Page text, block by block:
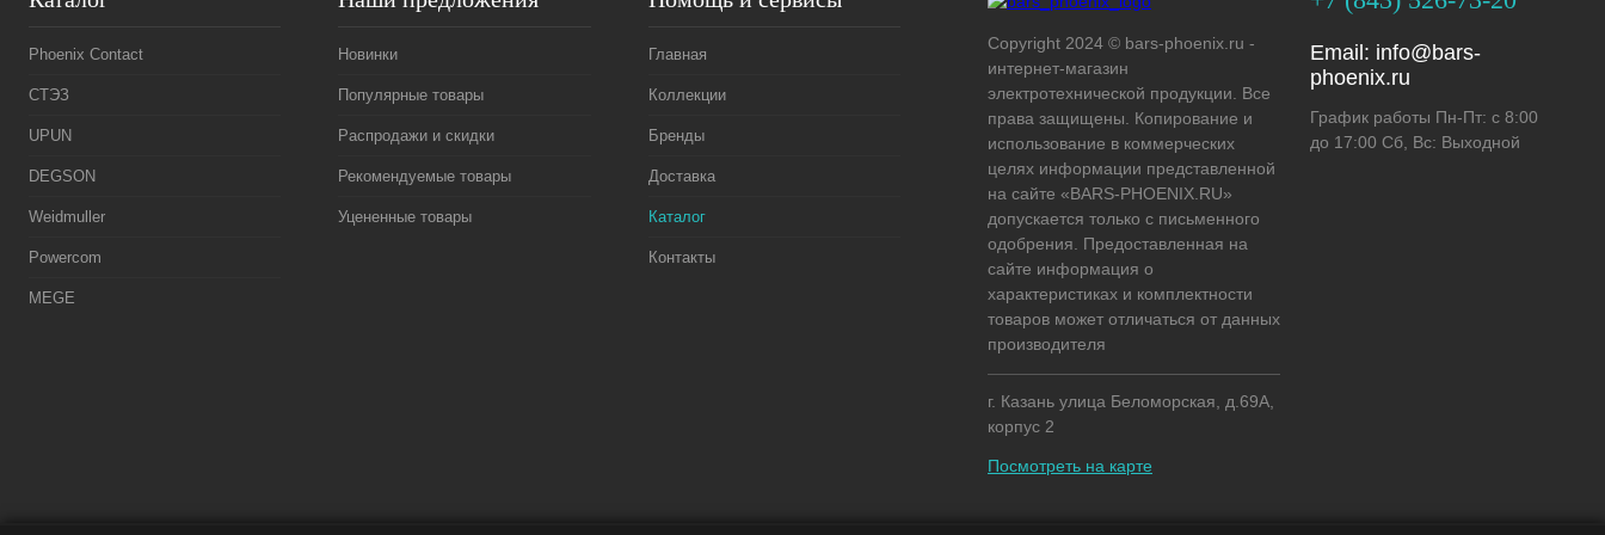
Phoenix Contact
СТЭЗ
UPUN
DEGSON
Weidmuller
Powercom
MEGE
Новинки
Популярные товары
Распродажи и скидки
Рекомендуемые товары
Уцененные товары
Главная
Коллекции
Бренды
Доставка
Каталог
Контакты
Copyright 2024 © bars-phoenix.ru -
интернет-магазин
электротехнической продукции. Все
права защищены. Копирование и
использование в коммерческих
целях информации представленной
на сайте «BARS-PHOENIX.RU»
допускается только с письменного
одобрения. Предоставленная на
сайте информация о
характеристиках и комплектности
товаров может отличаться от данных
производителя
г. Казань улица Беломорская, д.69А,
корпус 2
Посмотреть на карте
Email: info@bars-
phoenix.ru
График работы Пн-Пт: с 8:00
до 17:00 Сб, Вс: Выходной